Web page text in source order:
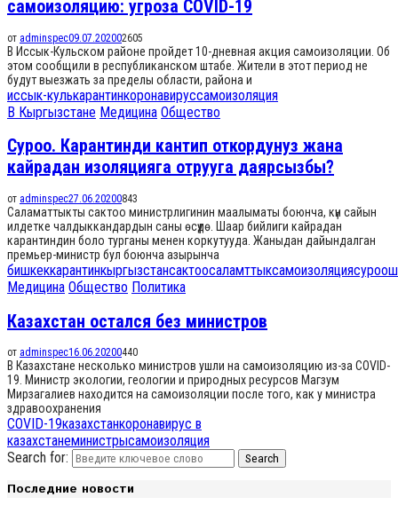
самоизоляцию: угроза COVID-19
от adminspec09.07.202002605
В Иссык-Кульском районе пройдет 10-дневная акция самоизоляции. Об
этом сообщили в республиканском штабе. Жители в этот период не
будут выезжать за пределы области, района и
иссык-кулькарантинкоронавируссамоизоляция
В Кыргызстане Медицина Общество
Суроо. Карантинди кантип откордунуз жана
кайрадан изоляцияга отрууга даярсызбы?
от adminspec27.06.20200843
Саламаттыкты сактоо министрлигинин маалыматы боюнча, күн сайын
илдетке чалдыккандардын саны өсүүдө. Шаар бийлиги кайрадан
карантиндин боло турганы менен коркутууда. Жаныдан дайындалган
премьер-министр бул боюнча азырынча
бишкеккарантинкыргызстансактоосаламттыксамоизоляциясуроо
Медицина Общество Политика
Казахстан остался без министров
от adminspec16.06.20200440
В Казахстане несколько министров ушли на самоизоляцию из-за COVID-
19. Министр экологии, геологии и природных ресурсов Магзум
Мирзагалиев находится на самоизоляции после того, как у министра
здравоохранения
COVID-19казахстанкоронавирус в
казахстанеминистрысамоизоляция
Search for:
Search
Последние новости